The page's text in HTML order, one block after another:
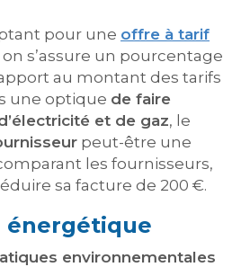
pour une offre à tarif
on s’assure un pourcentage
au montant des tarifs
une optique de faire
et de gaz, le
peut-être une
les fournisseurs,
sa facture de 200 €.
énergétique
environnementales